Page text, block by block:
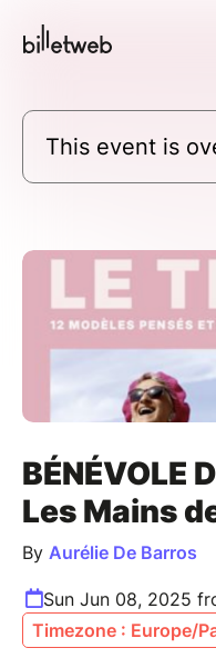
This event is
BÉNÉVOLE
Les Mains
By Aurélie De Barros
Sun Jun 08, 2025
Timezone : Europe/